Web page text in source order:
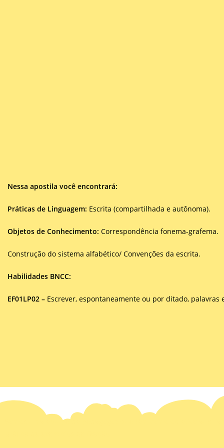
Nessa apostila você encontrará:
Práticas de Linguagem: Escrita (compartilhada e autônoma).
Objetos de Conhecimento: Correspondência fonema-grafema.
Construção do sistema alfabético/ Convenções da escrita.
Habilidades BNCC:
EF01LP02 – Escrever, espontaneamente ou por ditado,
Somos uma equipe de pedagogos que têm como objetivo